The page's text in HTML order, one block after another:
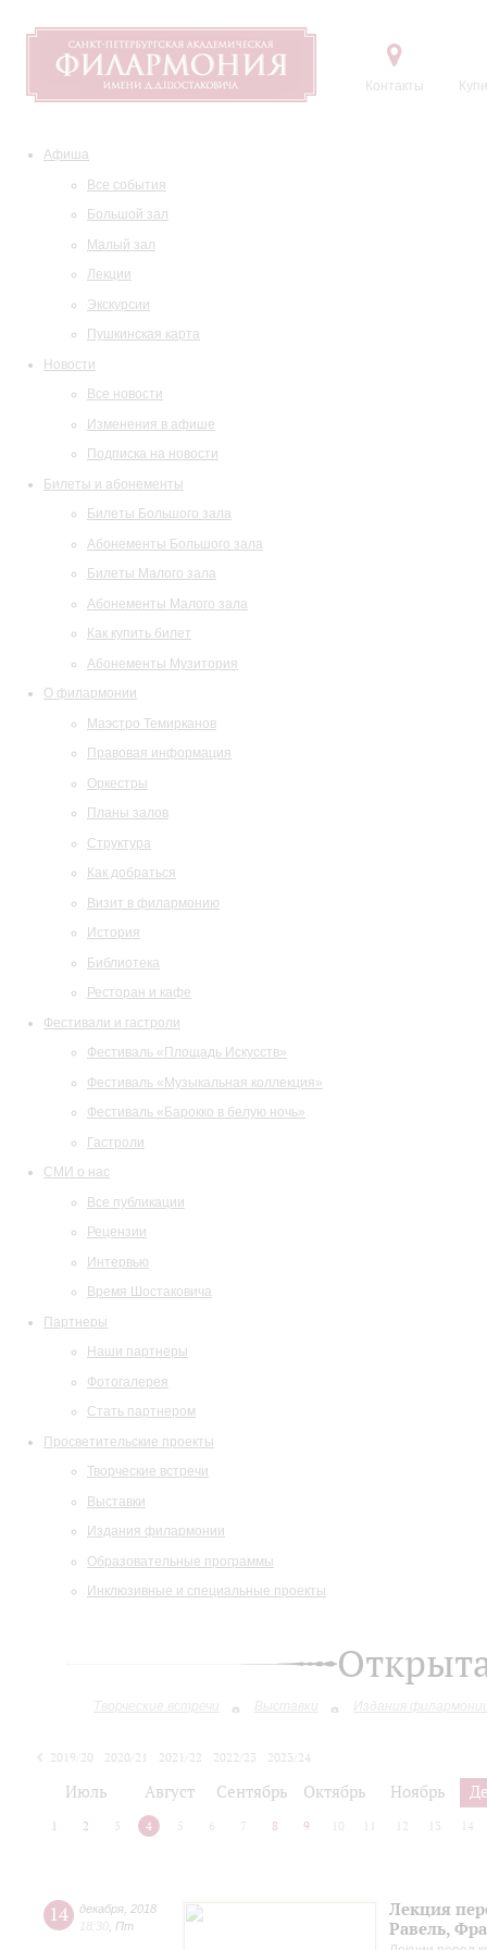
Контакты
Афиша
Все события
Большой зал
Малый зал
Лекции
Экскурсии
Пушкинская карта
Новости
Все новости
Изменения в афише
Подписка на новости
Билеты и абонементы
Билеты Большого зала
Абонементы Большого зала
Билеты Малого зала
Абонементы Малого зала
Как купить билет
Абонементы Музитория
О филармонии
Маэстро Темирканов
Правовая информация
Оркестры
Планы залов
Структура
Как добраться
Визит в филармонию
История
Библиотека
Ресторан и кафе
Фестивали и гастроли
Фестиваль «Площадь Искусств»
Фестиваль «Музыкальная коллекция»
Фестиваль «Барокко в белую ночь»
Гастроли
СМИ о нас
Все публикации
Рецензии
Интервью
Время Шостаковича
Партнеры
Наши партнеры
Фотогалерея
Стать партнером
Просветительские проекты
Творческие встречи
Выставки
Издания филармонии
Образовательные программы
Инклюзивные и специальные проекты
Творческие встречи Выставки Издания
2019/20 2020/21 2021/22 2022/23
2023/24
Июль Август Сентябрь Октябрь Ноябрь
1 2 3 4 5 6 7 8 9 10 12 13 14
14 декабря 2018
18:30 Пт
Лекция
Равель,